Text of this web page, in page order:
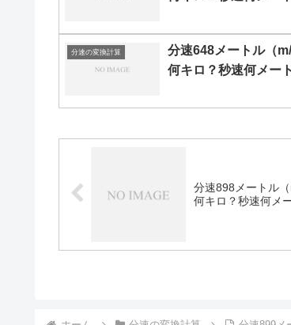
分速の変換計算
分速648メートル（
何キロ？秒速何メー
分速898メートル
何キロ？秒速何メ